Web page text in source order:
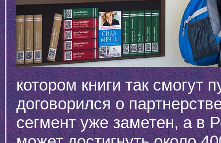
котором книги так смогут
договорился о
сегмент уже заметен, а в